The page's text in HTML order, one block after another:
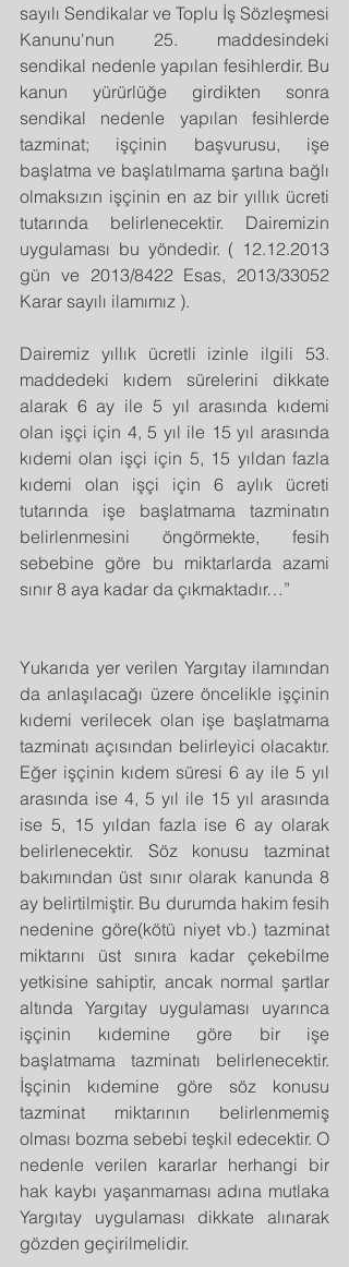
sayılı Sendikalar ve Toplu İş Sözleşmesi
Kanunu'nun 25. maddesindeki
sendikal nedenle yapılan fesihlerdir. Bu
kanun yürürlüğe girdikten sonra
sendikal nedenle yapılan fesihlerde
tazminat; işçinin başvurusu, işe
başlatma ve başlatılmama şartına bağlı
olmaksızın işçinin en az bir yıllık ücreti
tutarında belirlenecektir. Dairemizin
uygulaması bu yöndedir. ( 12.12.2013
gün ve 2013/8422 Esas, 2013/33052
Karar sayılı ilamımız ).
Dairemiz yıllık ücretli izinle ilgili 53.
maddedeki kıdem sürelerini dikkate
alarak 6 ay ile 5 yıl arasında kıdemi
olan işçi için 4, 5 yıl ile 15 yıl arasında
kıdemi olan işçi için 5, 15 yıldan fazla
kıdemi olan işçi için 6 aylık ücreti
tutarında işe başlatmama tazminatın
belirlenmesini öngörmekte, fesih
sebebine göre bu miktarlarda azami
sınır 8 aya kadar da çıkmaktadır…”
Yukarıda yer verilen Yargıtay ilamından
da anlaşılacağı üzere öncelikle işçinin
kıdemi verilecek olan işe başlatmama
tazminatı açısından belirleyici olacaktır.
Eğer işçinin kıdem süresi 6 ay ile 5 yıl
arasında ise 4, 5 yıl ile 15 yıl arasında
ise 5, 15 yıldan fazla ise 6 ay olarak
belirlenecektir. Söz konusu tazminat
bakımından üst sınır olarak kanunda 8
ay belirtilmiştir. Bu durumda hakim fesih
nedenine göre(kötü niyet vb.) tazminat
miktarını üst sınıra kadar çekebilme
yetkisine sahiptir, ancak normal şartlar
altında Yargıtay uygulaması uyarınca
işçinin kıdemine göre bir işe
başlatmama tazminatı belirlenecektir.
İşçinin kıdemine göre söz konusu
tazminat miktarının belirlenmemiş
olması bozma sebebi teşkil edecektir. O
nedenle verilen kararlar herhangi bir
hak kaybı yaşanmaması adına mutlaka
Yargıtay uygulaması dikkate alınarak
gözden geçirilmelidir.